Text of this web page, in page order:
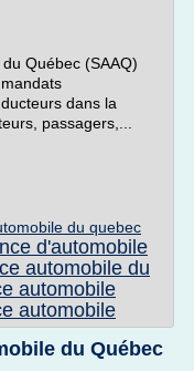
Québec (SAAQ)
dans la
passagers,...
du quebec
d'automobile
automobile du
automobile
automobile
du Québec